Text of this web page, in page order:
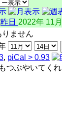
2022年 11
ません
, piCal > 0.93
つぶやいてく